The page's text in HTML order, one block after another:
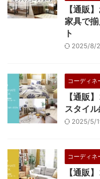
【通販
家具で
ト
2025/8/
コーディネ
【通販
スタイ
2025/5/
コーディネ
【通販